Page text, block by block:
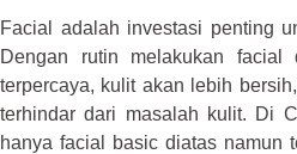
Facial adalah investasi penting
Dengan rutin melakukan facial
terpercaya, kulit akan lebih
terhindar dari masalah kulit. Di
hanya facial basic diatas namun